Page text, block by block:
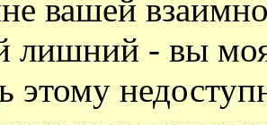
вашей
лишний - вы
этому